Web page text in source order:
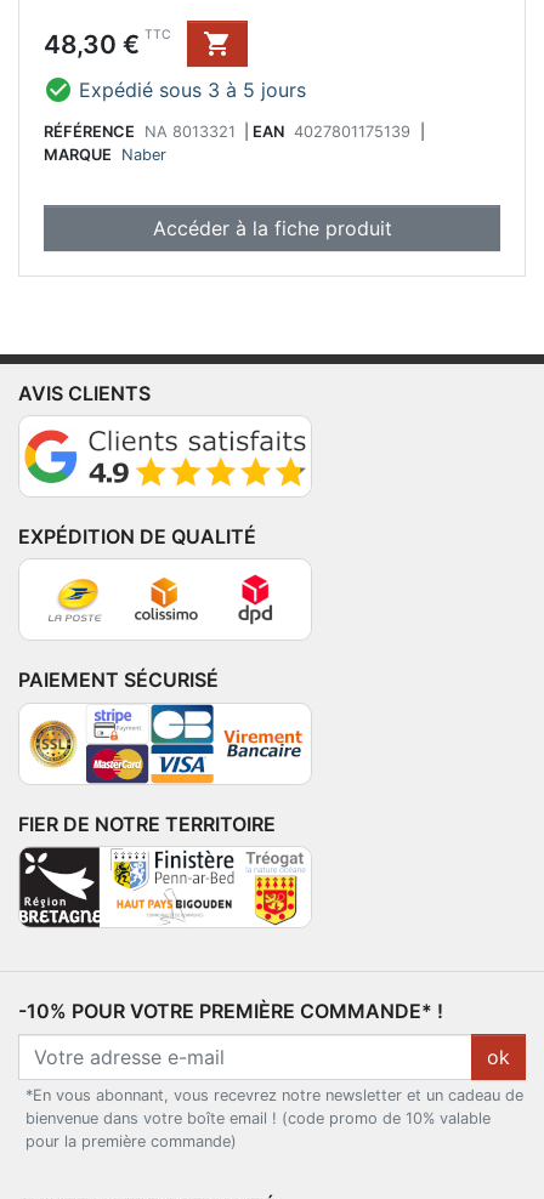
Prix
48,30 € TTC

 Expédié sous 3 à 5 jours
RÉFÉRENCE NA 8013321 EAN 4027801175139
MARQUE
Naber
Accéder à la fiche produit
AVIS CLIENTS
EXPÉDITION DE QUALITÉ
PAIEMENT SÉCURISÉ
FIER DE NOTRE TERRITOIRE
-10% POUR VOTRE PREMIÈRE COMMANDE* !
ok
*En vous abonnant, vous recevrez notre newsletter et un cadeau de
bienvenue dans votre boîte email ! (code promo de 10% valable
pour la première commande)